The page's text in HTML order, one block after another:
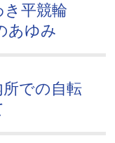
平競輪
あゆみ
での自転